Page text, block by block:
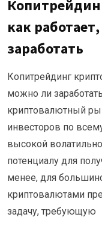
как
заработать
Копитрейдинг
можно ли
криптовалютный
инвесторов по
высокой
потенциалу для
менее, для
криптовалютами
задачу, требующую